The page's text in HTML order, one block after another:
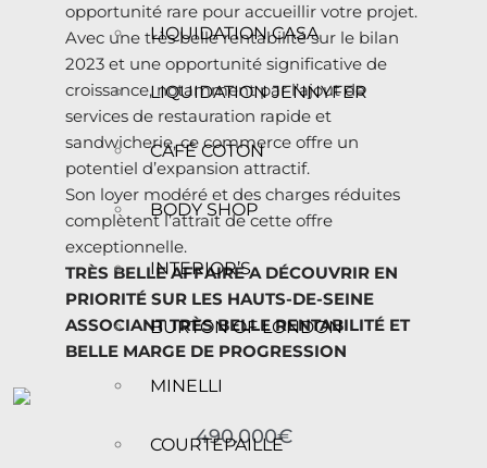
LIQUIDATION CASA
LIQUIDATION JENNYFER
CAFÉ COTON
BODY SHOP
INTERIOR’S
BURTON OF LONDON
MINELLI
COURTEPAILLE
opportunité rare pour accueillir votre projet.
Avec une très belle rentabilité sur le bilan
2023 et une opportunité significative de
croissance, notamment par l’ajout de
services de restauration rapide et
sandwicherie, ce commerce offre un
potentiel d’expansion attractif.
Son loyer modéré et des charges réduites
complètent l’attrait de cette offre
exceptionnelle.
TRÈS BELLE AFFAIRE A DÉCOUVRIR EN
PRIORITÉ SUR LES HAUTS-DE-SEINE
ASSOCIANT TRÈS BELLE RENTABILITÉ ET
BELLE MARGE DE PROGRESSION
490.000€